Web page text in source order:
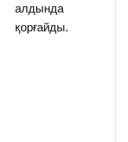
алдында
қорғайды.